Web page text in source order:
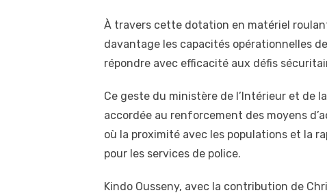
À travers cette dotation en matériel
davantage les capacités opérationnelles
répondre avec efficacité aux défis
Ce geste du ministère de l’Intérieur et de
accordée au renforcement des moyens
où la proximité avec les populations et la
pour les services de police.
Kindo Ousseny, avec la contribution de